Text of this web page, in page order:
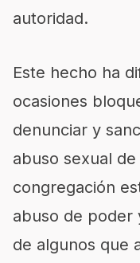
autoridad.
Este hecho ha
ocasiones
denunciar y
abuso sexual
congregación
abuso de poder
de algunos que